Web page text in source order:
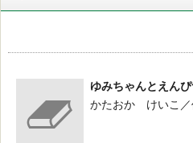
ゆみちゃんとえん
かたおか けいこ／